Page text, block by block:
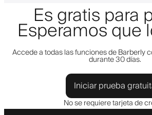
Es gratis para
Esperamos que
Accede a todas las funciones de Barberly
durante 30 días.
Iniciar prueba
No se requiere tarjeta de